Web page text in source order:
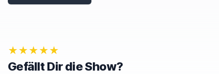
★★★★★
Gefällt Dir die Show?